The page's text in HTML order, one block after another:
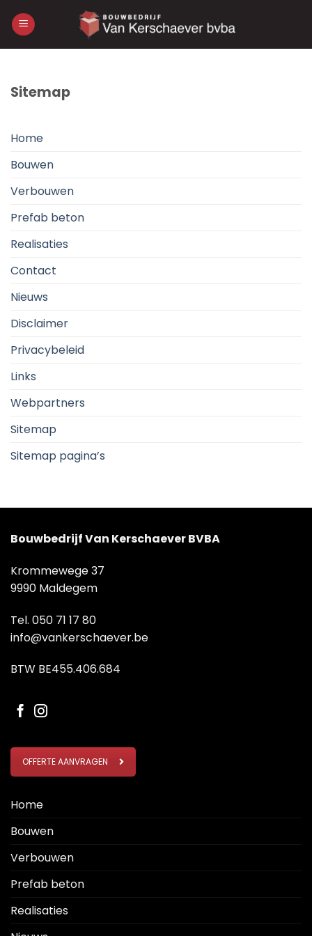
Sitemap
Home
Bouwen
Verbouwen
Prefab beton
Realisaties
Contact
Nieuws
Disclaimer
Privacybeleid
Links
Webpartners
Sitemap
Sitemap pagina’s
Bouwbedrijf Van Kerschaever BVBA
Krommewege 37
9990 Maldegem
Tel. 050 71 17 80
info@vankerschaever.be
BTW BE455.406.684
OFFERTE AANVRAGEN
Home
Bouwen
Verbouwen
Prefab beton
Realisaties